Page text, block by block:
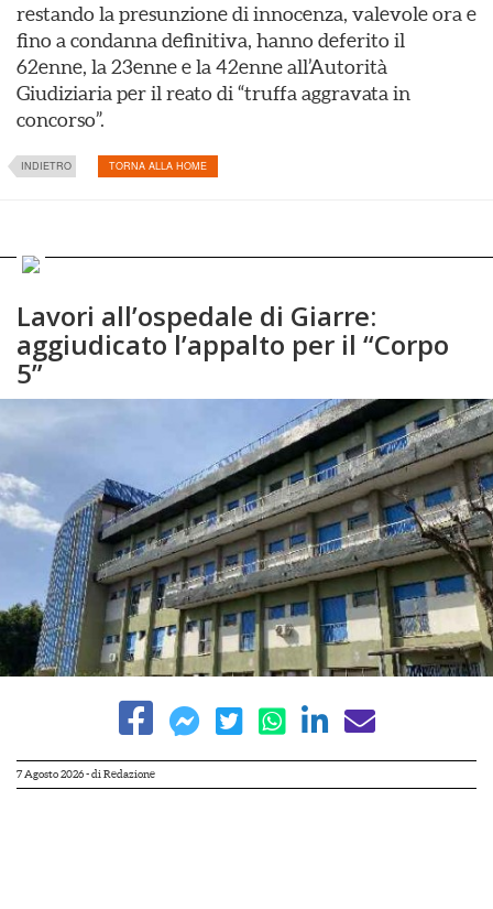
restando la presunzione di innocenza, valevole ora e
fino a condanna definitiva, hanno deferito il
62enne, la 23enne e la 42enne all’Autorità
Giudiziaria per il reato di “truffa aggravata in
concorso”.
INDIETRO TORNA ALLA HOME
Lavori all’ospedale di Giarre:
aggiudicato l’appalto per il “Corpo
5”
7 Agosto 2026- di Redazione